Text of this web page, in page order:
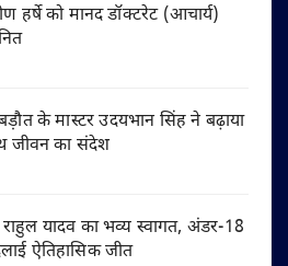
हर्षे को मानद डॉक्टरेट (आचार्य)
के मास्टर उदयभान सिंह ने बढ़ाया
जीवन का संदेश
राहुल यादव का भव्य स्वागत, अंडर-18
ऐतिहासिक जीत